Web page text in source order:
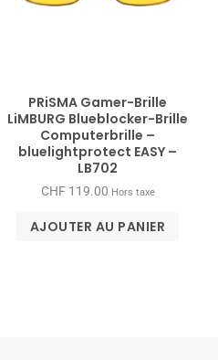
PRiSMA Gamer-Brille
LiMBURG Blueblocker-Brille
Computerbrille –
bluelightprotect EASY –
LB702
CHF119.00 Hors taxe
AJOUTER AU PANIER